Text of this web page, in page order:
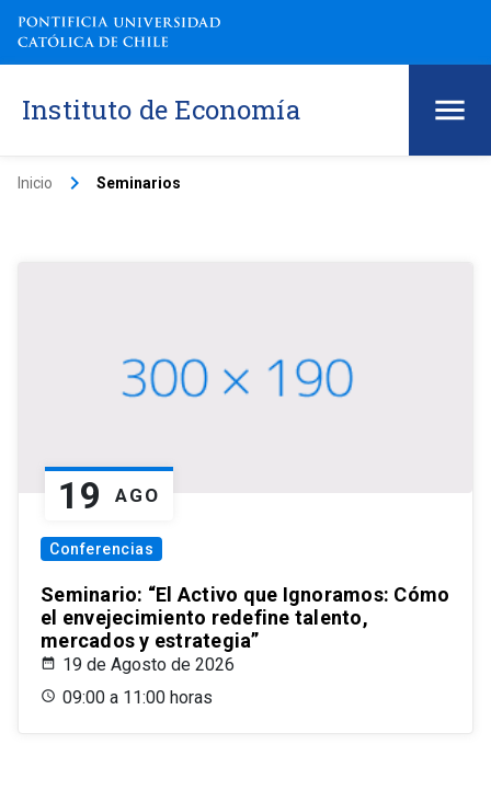
Instituto de Economía
Inicio keyboard_arrow_right Seminarios
19 AGO
Conferencias
Seminario: “El Activo que Ignoramos: Cómo
el envejecimiento redefine talento,
mercados y estrategia”
19 de Agosto de 2026
09:00 a 11:00 horas